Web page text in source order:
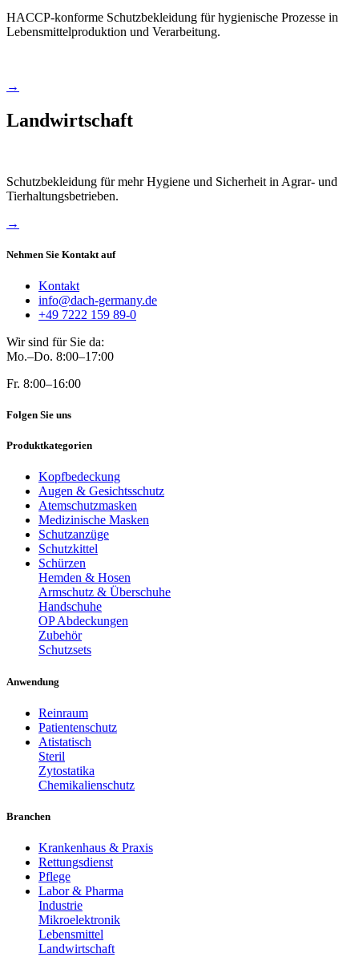
HACCP-konforme Schutzbekleidung für hygienische Prozesse in
Lebensmittelproduktion und Verarbeitung.
→
Landwirtschaft
Schutzbekleidung für mehr Hygiene und Sicherheit in Agrar- und
Tierhaltungsbetrieben.
→
Nehmen Sie Kontakt auf
Kontakt
info@dach-germany.de
+49 7222 159 89-0
Wir sind für Sie da:
Mo.–Do. 8:00–17:00
Fr. 8:00–16:00
Folgen Sie uns
Produktkategorien
Kopfbedeckung
Augen & Gesichtsschutz
Atemschutzmasken
Medizinische Masken
Schutzanzüge
Schutzkittel
Schürzen
Hemden & Hosen
Armschutz & Überschuhe
Handschuhe
OP Abdeckungen
Zubehör
Schutzsets
Anwendung
Reinraum
Patientenschutz
Atistatisch
Steril
Zytostatika
Chemikalienschutz
Branchen
Krankenhaus & Praxis
Rettungsdienst
Pflege
Labor & Pharma
Industrie
Mikroelektronik
Lebensmittel
Landwirtschaft